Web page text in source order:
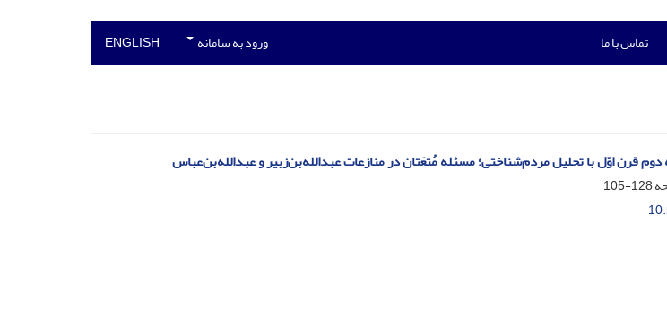
تماس با ما ورود به سامانه ENGLISH
قرن اوّل با تحلیل مردم‌شناختی؛ مسئله مُتعَتان در منازعات عبدالله‌بن‌زبیر و عبدالله‌بن‌عباس
128-105